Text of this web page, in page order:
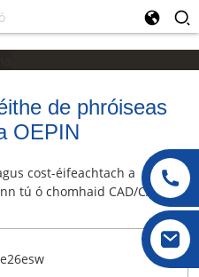
de phróiseas
OEPIN
cost-éifeachtach a
tú ó chomhaid CAD/CAM nó